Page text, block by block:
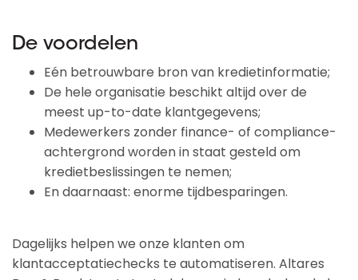
De voordelen
Eén betrouwbare bron van kredietinformatie;
De hele organisatie beschikt altijd over de
meest up-to-date klantgegevens;
Medewerkers zonder finance- of compliance-
achtergrond worden in staat gesteld om
kredietbeslissingen te nemen;
En daarnaast: enorme tijdbesparingen.
Dagelijks helpen we onze klanten om
klantacceptatiechecks te automatiseren. Altares